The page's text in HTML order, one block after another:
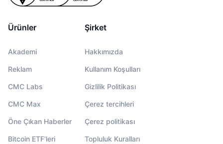
Ürünler
Akademi
Reklam
CMC Labs
CMC Max
Öne Çıkan Haberler
Bitcoin ETF'leri
Şirket
Hakkımızda
Kullanım Koşulları
Gizlilik Politikası
Çerez tercihleri
Çerez politikası
Topluluk Kuralları